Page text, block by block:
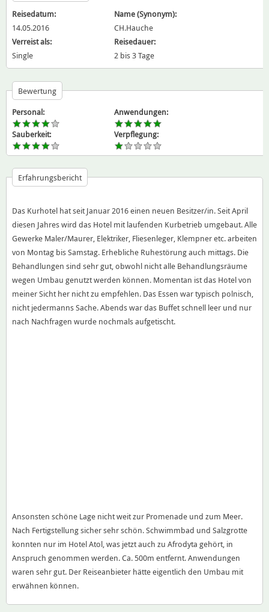
Reisedatum:
14.05.2016
Name (Synonym):
CH.Hauche
Verreist als:
Single
Reisedauer:
2 bis 3 Tage
Bewertung
Personal: Anwendungen:
Sauberkeit: Verpflegung:
Erfahrungsbericht
Das Kurhotel hat seit Januar 2016 einen neuen Besitzer/in. Seit April
diesen Jahres wird das Hotel mit laufenden Kurbetrieb umgebaut. Alle
Gewerke Maler/Maurer, Elektriker, Fliesenleger, Klempner etc. arbeiten
von Montag bis Samstag. Erhebliche Ruhestörung auch mittags. Die
Behandlungen sind sehr gut, obwohl nicht alle Behandlungsräume
wegen Umbau genutzt werden können. Momentan ist das Hotel von
meiner Sicht her nicht zu empfehlen. Das Essen war typisch polnisch,
nicht jedermanns Sache. Abends war das Buffet schnell leer und nur
nach Nachfragen wurde nochmals aufgetischt.
Ansonsten schöne Lage nicht weit zur Promenade und zum Meer.
Nach Fertigstellung sicher sehr schön. Schwimmbad und Salzgrotte
konnten nur im Hotel Atol, was jetzt auch zu Afrodyta gehört, in
Anspruch genommen werden. Ca. 500m entfernt. Anwendungen
waren sehr gut. Der Reiseanbieter hätte eigentlich den Umbau mit
erwähnen können.